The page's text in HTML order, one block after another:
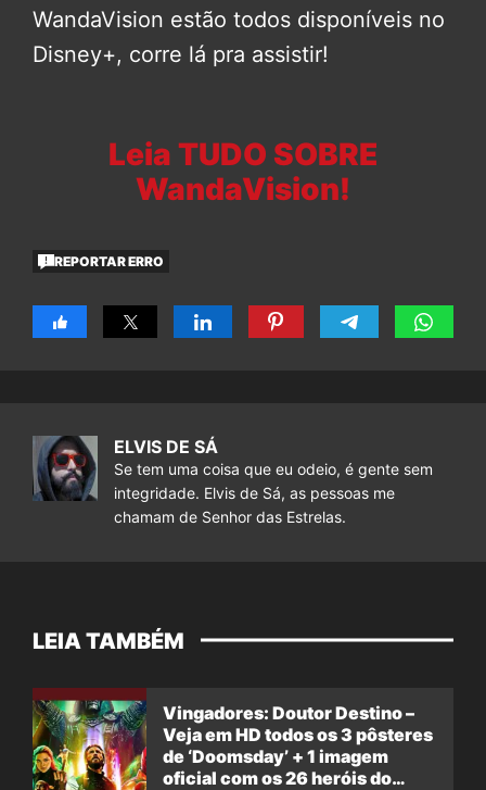
WandaVision estão todos disponíveis no
Disney+, corre lá pra assistir!
Leia TUDO SOBRE
WandaVision!
REPORTAR ERRO
ELVIS DE SÁ
Se tem uma coisa que eu odeio, é gente sem
integridade. Elvis de Sá, as pessoas me
chamam de Senhor das Estrelas.
LEIA TAMBÉM
Vingadores: Doutor Destino –
Veja em HD todos os 3 pôsteres
de ‘Doomsday’ + 1 imagem
oficial com os 26 heróis do